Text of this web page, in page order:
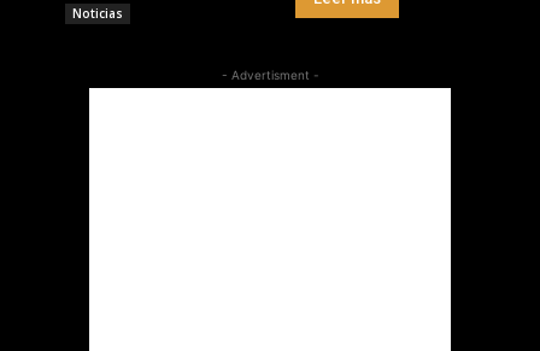
Noticias
- Advertisment -